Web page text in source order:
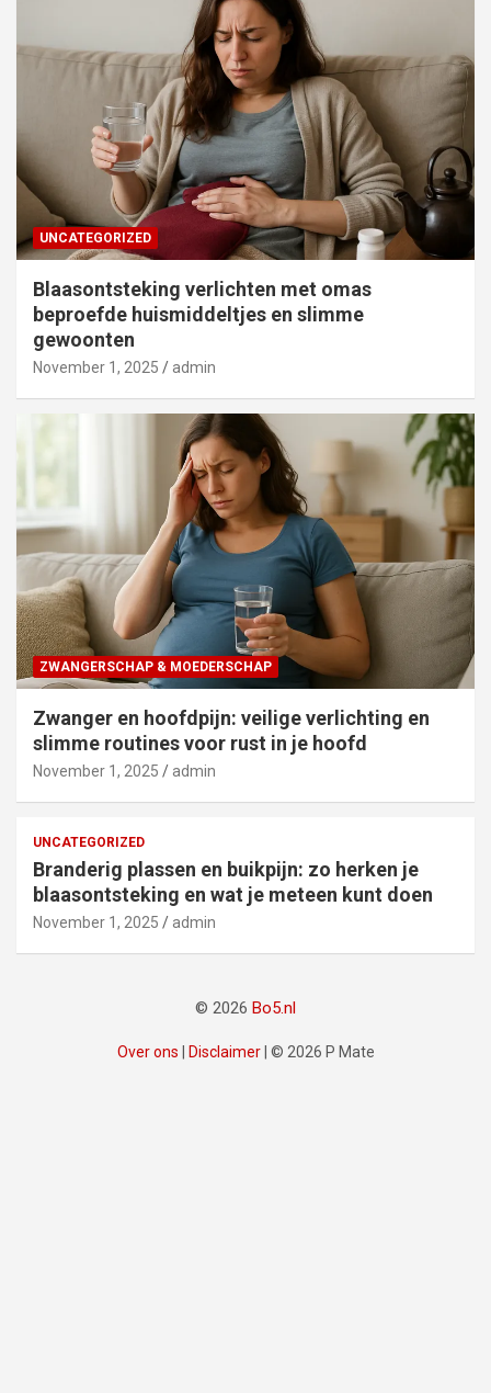
UNCATEGORIZED
Blaasontsteking verlichten met omas
beproefde huismiddeltjes en slimme
gewoonten
November 1, 2025 admin
ZWANGERSCHAP & MOEDERSCHAP
Zwanger en hoofdpijn: veilige verlichting en
slimme routines voor rust in je hoofd
November 1, 2025 admin
UNCATEGORIZED
Branderig plassen en buikpijn: zo herken je
blaasontsteking en wat je meteen kunt doen
November 1, 2025 admin
© 2026 Bo5.nl
Over ons | Disclaimer| © 2026 P Mate